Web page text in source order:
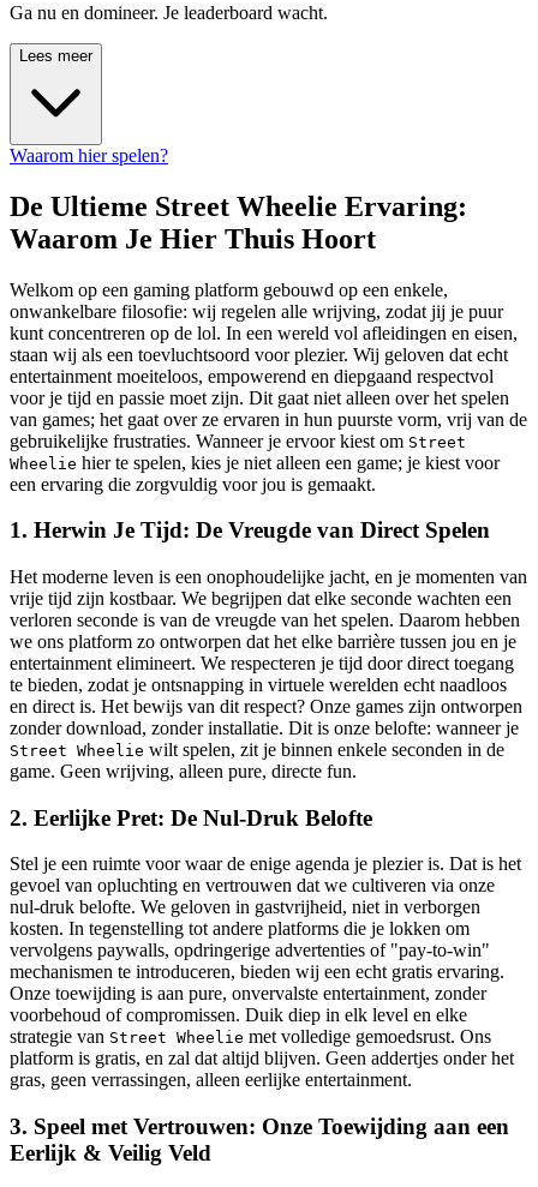
Ga nu en domineer. Je leaderboard wacht.
Lees meer
Waarom hier spelen?
De Ultieme Street Wheelie Ervaring:
Waarom Je Hier Thuis Hoort
Welkom op een gaming platform gebouwd op een enkele,
onwankelbare filosofie: wij regelen alle wrijving, zodat jij je puur
kunt concentreren op de lol. In een wereld vol afleidingen en eisen,
staan wij als een toevluchtsoord voor plezier. Wij geloven dat echt
entertainment moeiteloos, empowerend en diepgaand respectvol
voor je tijd en passie moet zijn. Dit gaat niet alleen over het spelen
van games; het gaat over ze ervaren in hun puurste vorm, vrij van de
gebruikelijke frustraties. Wanneer je ervoor kiest om Street
Wheelie hier te spelen, kies je niet alleen een game; je kiest voor
een ervaring die zorgvuldig voor jou is gemaakt.
1. Herwin Je Tijd: De Vreugde van Direct Spelen
Het moderne leven is een onophoudelijke jacht, en je momenten van
vrije tijd zijn kostbaar. We begrijpen dat elke seconde wachten een
verloren seconde is van de vreugde van het spelen. Daarom hebben
we ons platform zo ontworpen dat het elke barrière tussen jou en je
entertainment elimineert. We respecteren je tijd door direct toegang
te bieden, zodat je ontsnapping in virtuele werelden echt naadloos
en direct is. Het bewijs van dit respect? Onze games zijn ontworpen
zonder download, zonder installatie. Dit is onze belofte: wanneer je
Street Wheelie wilt spelen, zit je binnen enkele seconden in de
game. Geen wrijving, alleen pure, directe fun.
2. Eerlijke Pret: De Nul-Druk Belofte
Stel je een ruimte voor waar de enige agenda je plezier is. Dat is het
gevoel van opluchting en vertrouwen dat we cultiveren via onze
nul-druk belofte. We geloven in gastvrijheid, niet in verborgen
kosten. In tegenstelling tot andere platforms die je lokken om
vervolgens paywalls, opdringerige advertenties of "pay-to-win"
mechanismen te introduceren, bieden wij een echt gratis ervaring.
Onze toewijding is aan pure, onvervalste entertainment, zonder
voorbehoud of compromissen. Duik diep in elk level en elke
strategie van Street Wheelie met volledige gemoedsrust. Ons
platform is gratis, en zal dat altijd blijven. Geen addertjes onder het
gras, geen verrassingen, alleen eerlijke entertainment.
3. Speel met Vertrouwen: Onze Toewijding aan een
Eerlijk & Veilig Veld